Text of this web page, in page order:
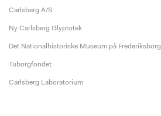
Carlsberg A/S
Ny Carlsberg Glyptotek
Det Nationalhistoriske Museum på Frederiksborg
Tuborgfondet
Carlsberg Laboratorium